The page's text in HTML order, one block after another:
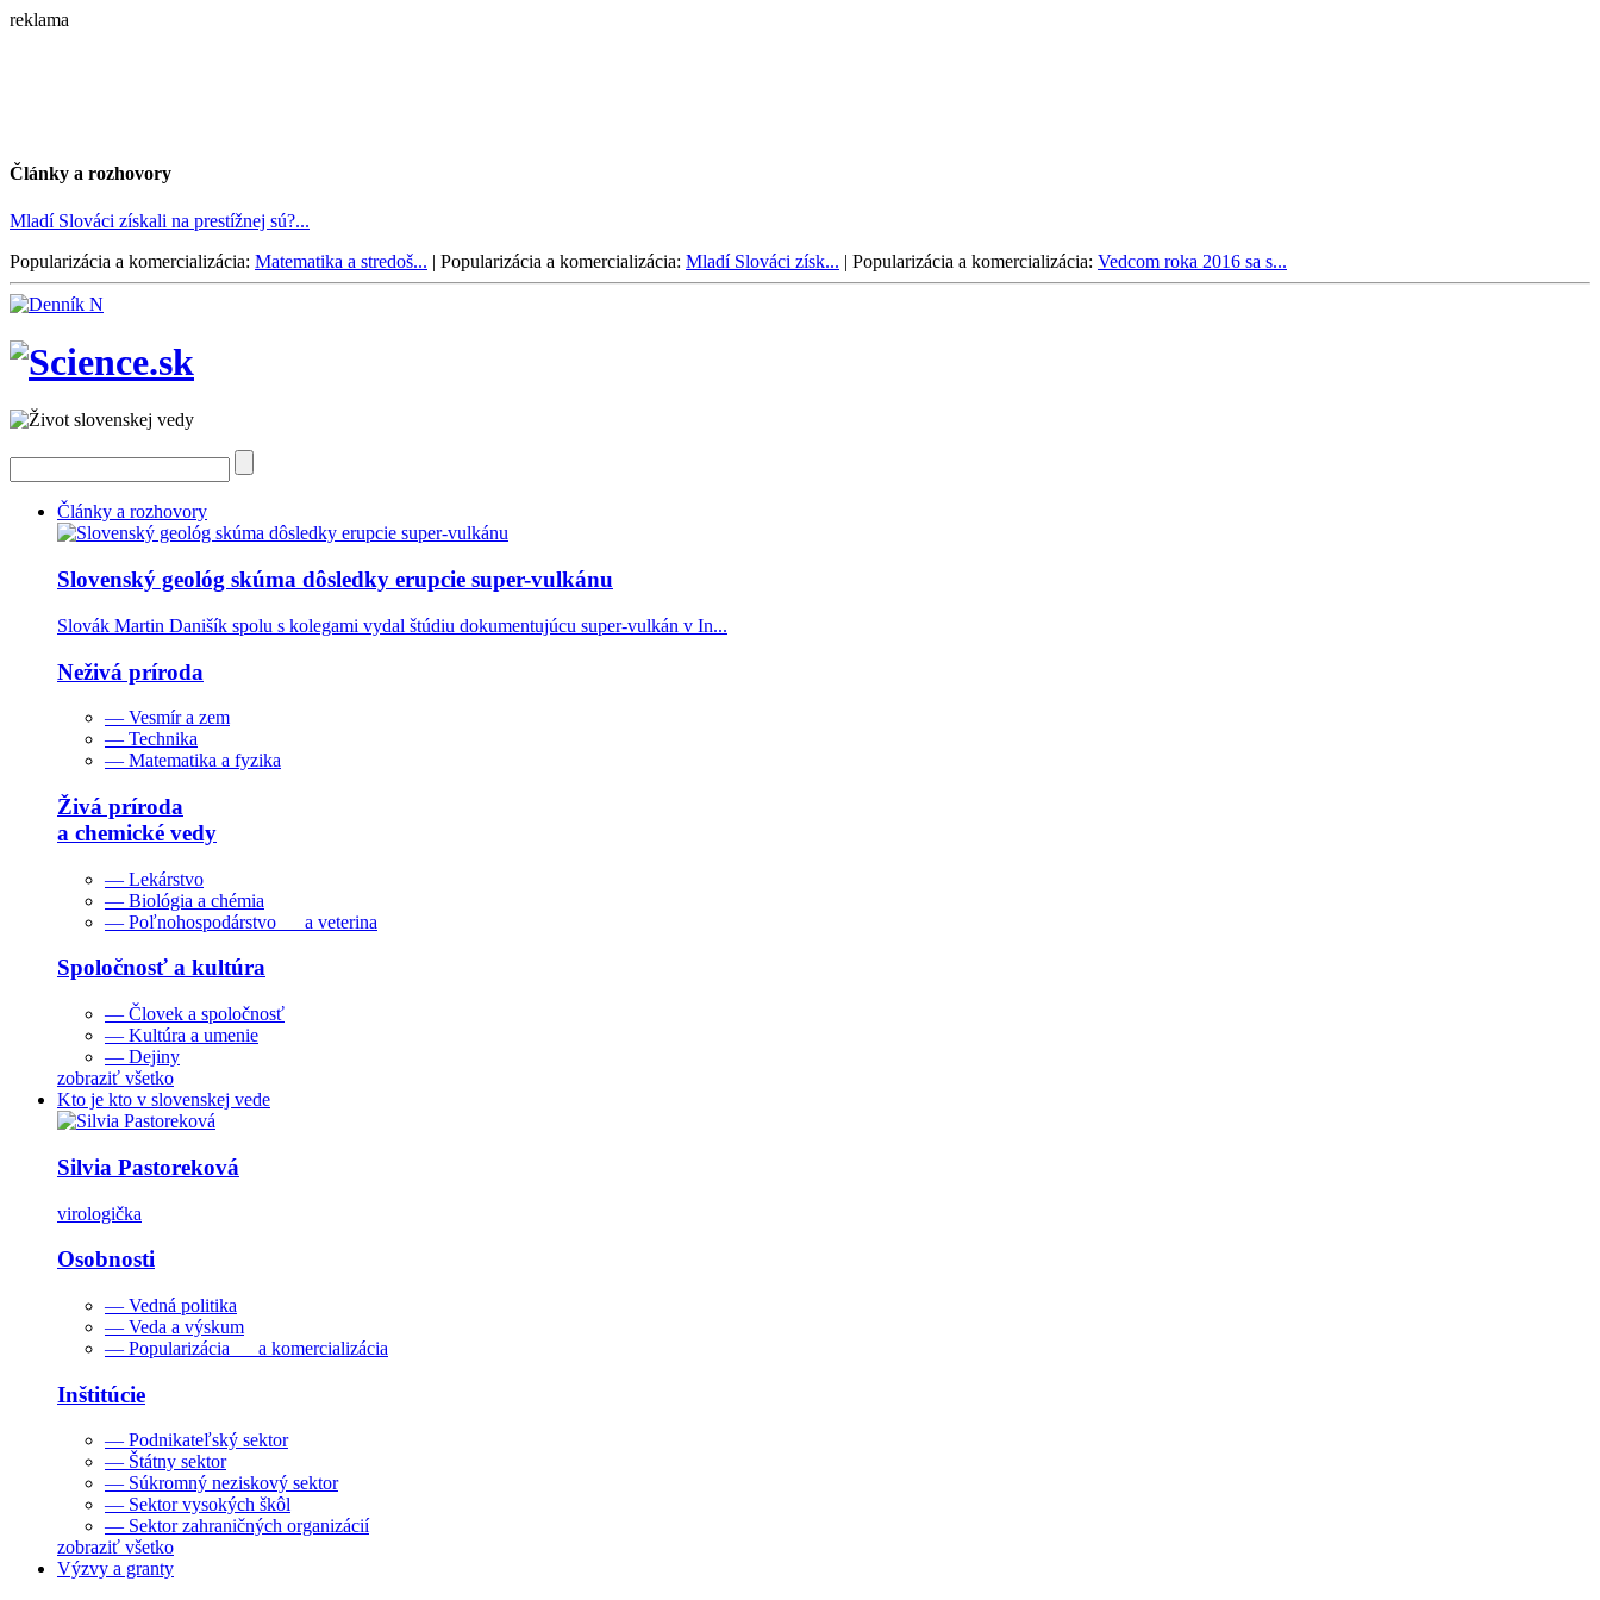
reklama
Články a rozhovory
Mladí Slováci získali na prestížnej sú?...
Popularizácia a komercializácia: Matematika a stredoš... | Popularizácia a komercializácia: Mladí Slováci získ... | Popularizácia a komercializácia: Vedcom roka 2016 sa s...
Články a rozhovory
Slovenský geológ skúma dôsledky erupcie super-vulkánu
Slovák Martin Danišík spolu s kolegami vydal štúdiu dokumentujúcu super-vulkán v In...
Neživá príroda
— Vesmír a zem
— Technika
— Matematika a fyzika
Živá príroda
a chemické vedy
— Lekárstvo
— Biológia a chémia
— Poľnohospodárstvo a veterina
Spoločnosť a kultúra
— Človek a spoločnosť
— Kultúra a umenie
— Dejiny
zobraziť všetko
Kto je kto v slovenskej vede
Silvia Pastoreková
virologička
Osobnosti
— Vedná politika
— Veda a výskum
— Popularizácia a komercializácia
Inštitúcie
— Podnikateľský sektor
— Štátny sektor
— Súkromný neziskový sektor
— Sektor vysokých škôl
— Sektor zahraničných organizácií
zobraziť všetko
Výzvy a granty